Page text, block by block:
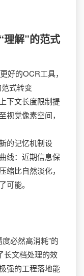
理解”的范式
好的OCR工具，
范式转变
下文长度限制提
觉像素空间，
的记忆机制设
线：近期信息保
缩比自然淡化，
可能。
必然高消耗”的
长文档处理的效
强的工程落地能